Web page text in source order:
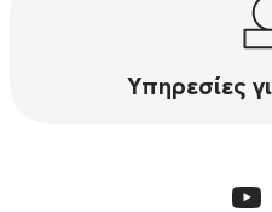
Υπηρεσίες